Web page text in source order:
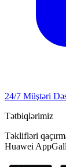
24/7 Müştəri
Tətbiqlərimiz
Təklifləri
Huawei